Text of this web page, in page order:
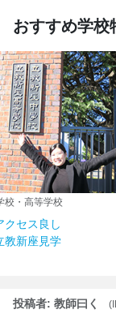
おすすめ学校
校・高等学校
クセス良し
教新座見学
投稿者: 教師曰く